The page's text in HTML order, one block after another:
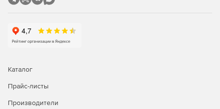
Каталог
Прайс-листы
Производители